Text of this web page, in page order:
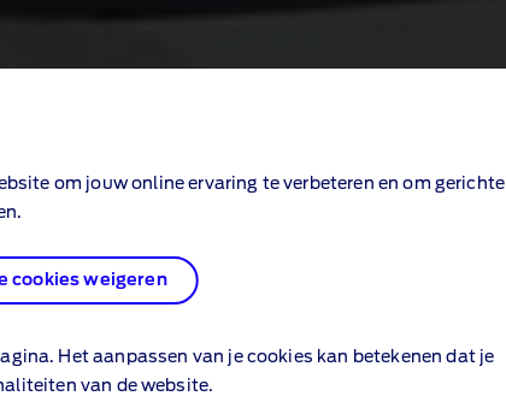
om jouw online ervaring te verbeteren en om gerichte
cookies weigeren
Het aanpassen van je cookies kan betekenen dat je
van de website.